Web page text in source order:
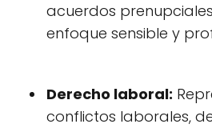
acuerdos
enfoque sensible y
Derecho laboral:
conflictos laborales,